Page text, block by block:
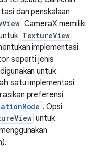
dan penskalaan
CameraX memiliki
TextureView
implementasi
seperti jenis
untuk
satu implementasi
preferensi
. Opsi
untuk
menggunakan